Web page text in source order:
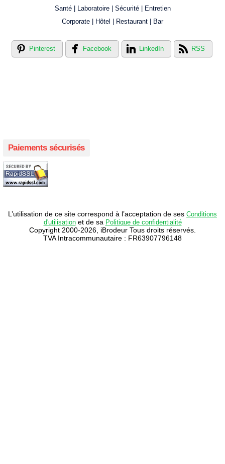
Santé | Laboratoire | Sécurité | Entretien
Corporate | Hôtel | Restaurant | Bar
Pinterest Facebook LinkedIn RSS
Paiements sécurisés
L’utilisation de ce site correspond à l’acceptation de ses Conditions
d'utilisationet de sa Politique de confidentialité
Copyright 2000-2026, iBrodeur Tous droits réservés.
TVA Intracommunautaire : FR63907796148